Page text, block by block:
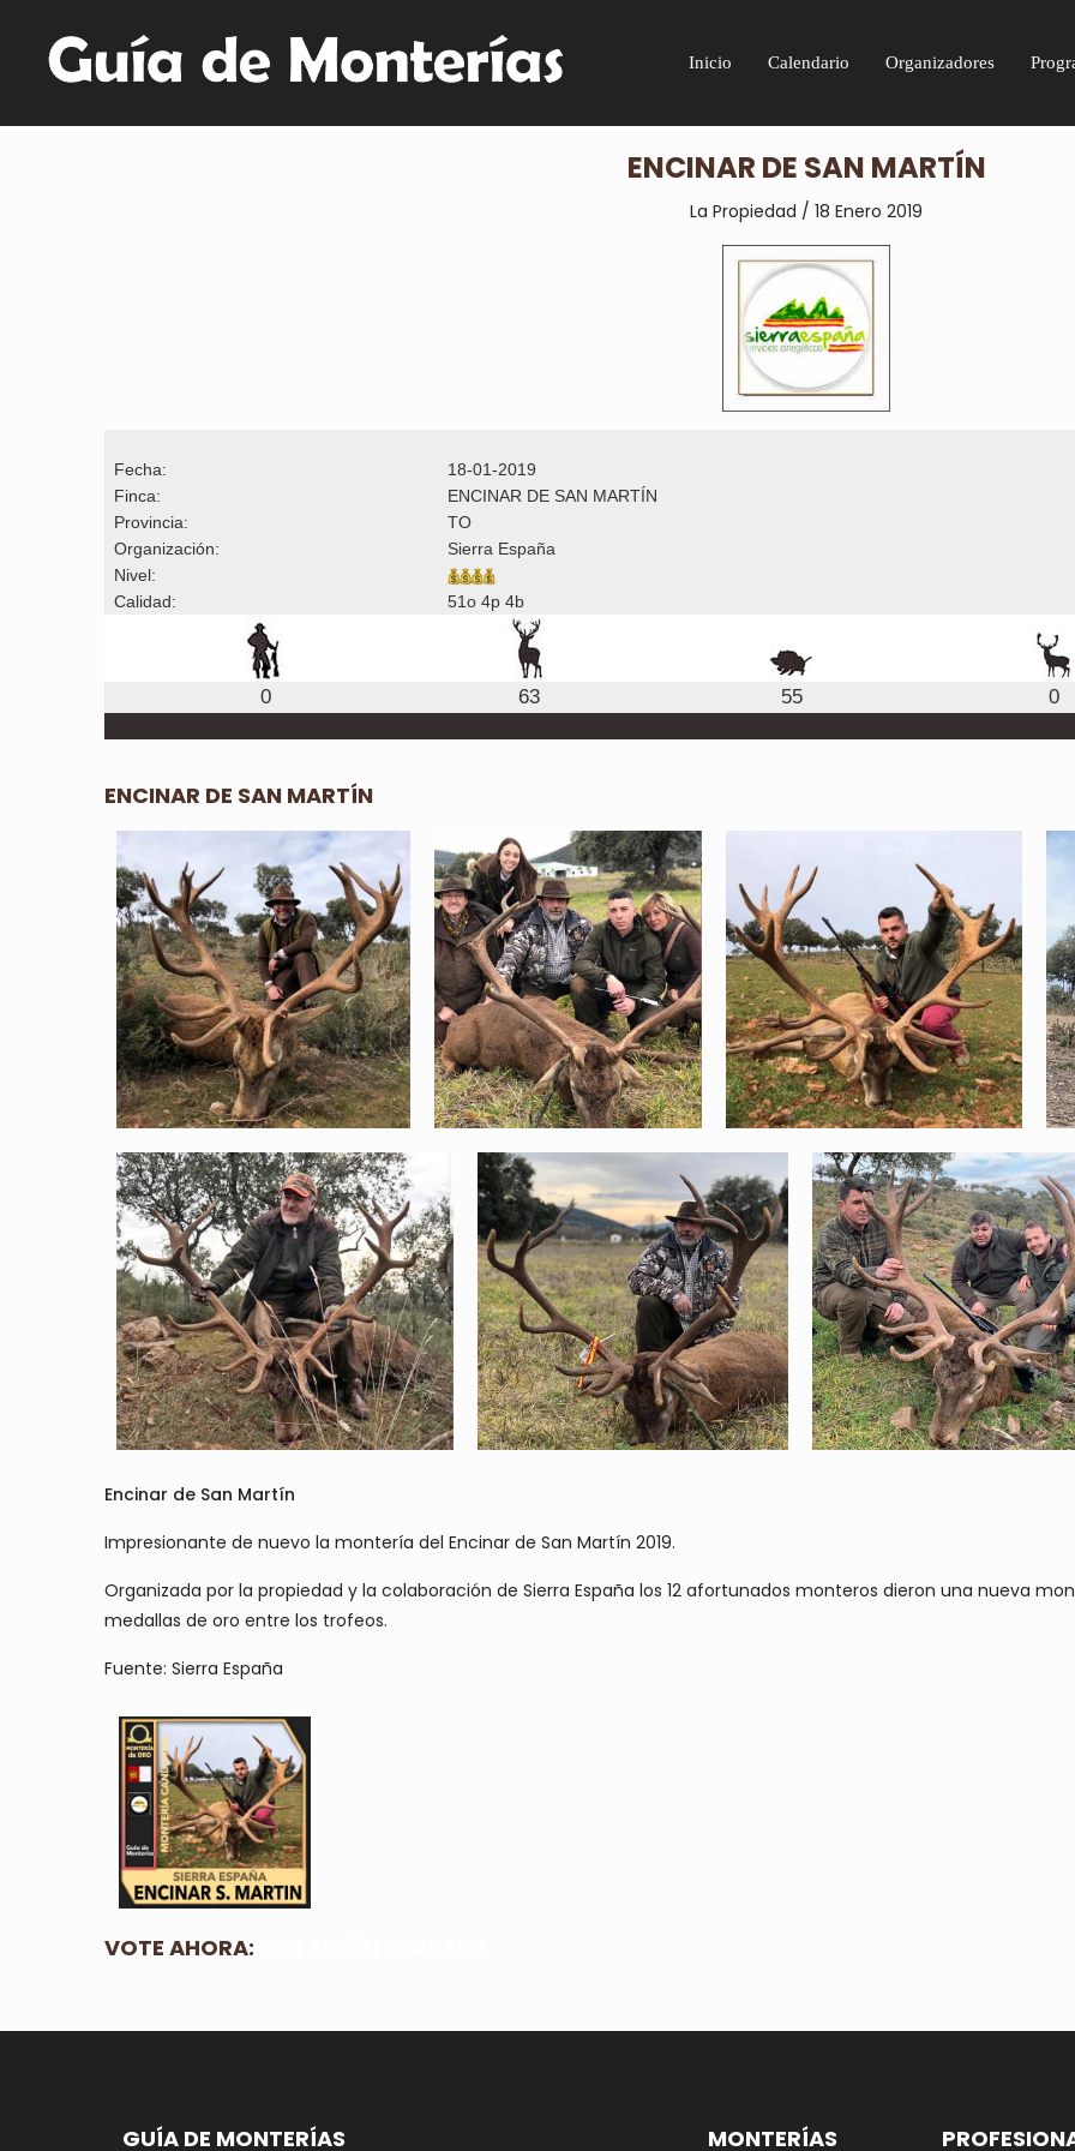
Inicio Calendario Organizadores
ENCINAR DE SAN MARTÍN
La Propiedad / 18 Enero 2019
Fecha:
18-01-2019
Finca:
ENCINAR DE SAN MARTÍN
Provincia:
TO
Organización:
Sierra España
Nivel:
Calidad:
51o 4p 4b
0 63 55 0
ENCINAR DE SAN MARTÍN
Encinar de San Martín
Impresionante de nuevo la montería del Encinar de San Martín 2019.
Organizada por la propiedad y la colaboración de Sierra España los 12 afortunados monteros dieron una nueva
medallas de oro entre los trofeos.
Fuente: Sierra España
VOTE AHORA:
GUÍA DE MONTERÍAS MONTERÍAS